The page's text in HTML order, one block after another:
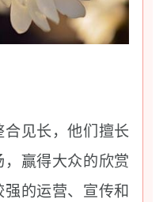
见长，他们擅长
赢得大众的欣赏
的运营、宣传和